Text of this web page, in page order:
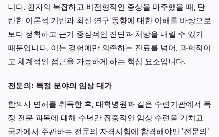
니다. 환자의 복잡하고 비전형적인 증상을 마주했을 때, 탄
탄한 이론적 기반과 최신 연구 동향에 대한 이해를 바탕으로
보다 정확하고 근거 중심적인 진단과 처방을 내릴 수 있기
때문입니다. 이는 경험에만 의존하는 진료를 넘어, 과학적이
고 체계적인 접근을 가능하게 하는 핵심 요소입니다.
전문의: 특정 분야의 임상 대가
한의사 면허를 취득한 후, 대학병원과 같은 수련기관에서 특
정 전문 과목에 대해 수년간 집중적인 임상 수련을 거치고
국가에서 주관하는 전문의 자격시험에 합격해야만 '전문의'